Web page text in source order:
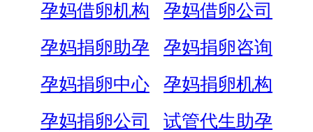
孕妈借卵机构
孕妈借卵公司
孕妈捐卵助孕
孕妈捐卵咨询
孕妈捐卵中心
孕妈捐卵机构
孕妈捐卵公司
试管代生助孕